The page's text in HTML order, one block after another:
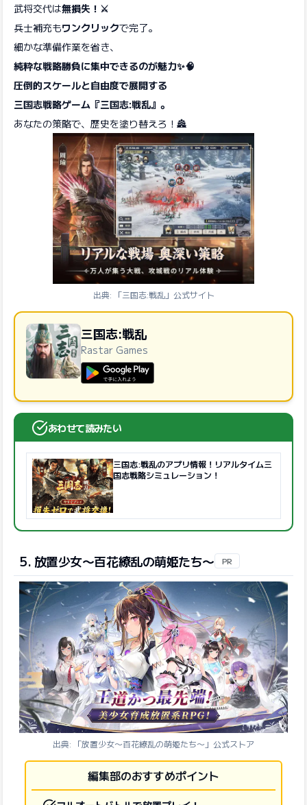
武将交代は無損失！⚔️
兵士補充もワンクリックで完了。
細かな準備作業を省き、
純粋な戦略勝負に集中できるのが魅力✨🧠
圧倒的スケールと自由度で展開する
三国志戦略ゲーム『三国志:戦乱』。
あなたの策略で、歴史を塗り替えろ！🏯
出典: 「三国志:戦乱」公式サイト
三国志:戦乱
Rastar Games
あわせて読みたい
三国志:戦乱のアプリ情報！リアルタイム三
国志戦略シミュレーション！
5. 放置少女〜百花繚乱の萌姫たち〜 PR
出典: 「放置少女〜百花繚乱の萌姫たち〜」公式ストア
編集部のおすすめポイント